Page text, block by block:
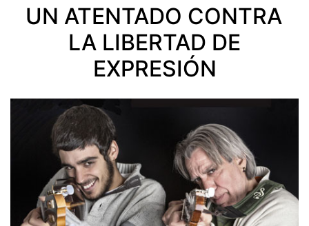
EL
UN ATENTADO CONTRA
LA LIBERTAD DE
EXPRESIÓN